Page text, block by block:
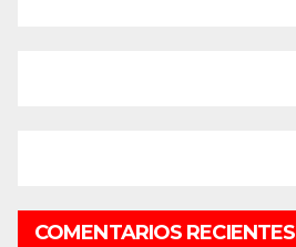
COMENTARIOS RECIENTES